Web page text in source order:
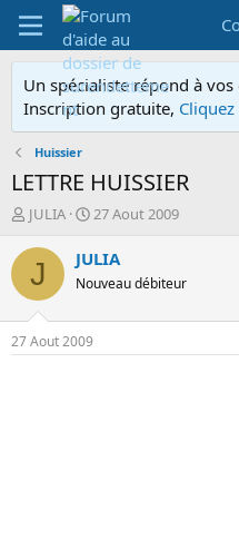
Un spécialiste répond à
Inscription gratuite, Cliquez
Huissier
LETTRE HUISSIER
A
t
r
d
e
JULIA
D
t
d
é
27 Aout 2009
J JULIA
Nouveau débiteur
27 Aout 2009